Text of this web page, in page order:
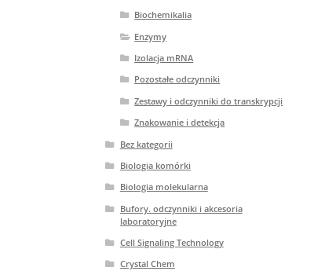
Biochemikalia
Enzymy
Izolacja mRNA
Pozostałe odczynniki
Zestawy i odczynniki do transkrypcji
Znakowanie i detekcja
Bez kategorii
Biologia komórki
Biologia molekularna
Bufory. odczynniki i akcesoria
laboratoryjne
Cell Signaling Technology
Crystal Chem